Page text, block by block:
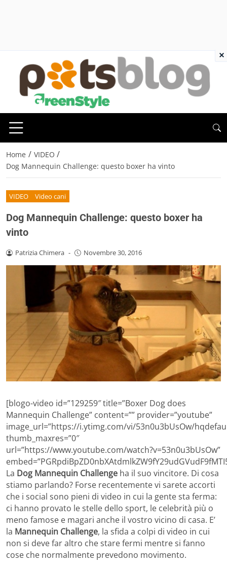
Home / VIDEO /
Dog Mannequin Challenge: questo boxer ha vinto
VIDEO Video cani
Dog Mannequin Challenge: questo boxer ha
vinto
Patrizia Chimera - Novembre 30, 2016
[blogo-video id=”129259″ title=”Boxer Dog does
Mannequin Challenge” content=”” provider=”youtube”
image_url=”https://i.ytimg.com/vi/53n0u3bUsOw/
thumb_maxres=”0″
url=”https://www.youtube.com/watch?v=53n0u3bUsOw”
La Dog Mannequin Challenge ha il suo vincitore. Di cosa
stiamo parlando? Forse recentemente vi sarete accorti
che i social sono pieni di video in cui la gente sta ferma:
ci hanno provato le stelle dello sport, le celebrità più o
meno famose e magari anche il vostro vicino di casa. E’
la Mannequin Challenge, la sfida a colpi di video in cui
non si deve far altro che stare fermi mentre si fanno
cose che normalmente prevedono movimento.
×